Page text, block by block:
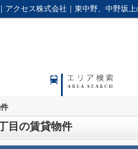
目の賃貸物件